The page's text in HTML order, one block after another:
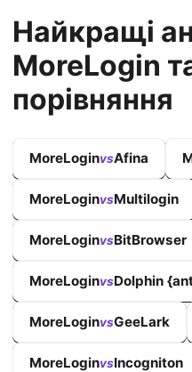
Найкращі
MoreLogin
порівняння
MoreLoginvsAfina
MoreLoginvsMultilogin
MoreLoginvsBitBrowser
MoreLoginvsDolphin
MoreLoginvsGeeLark
MoreLoginvsIncogniton